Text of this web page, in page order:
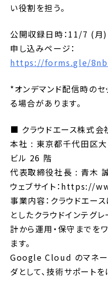
い役割を担う。
公開収録日時：11/7 (
申し込みページ：
https://forms.gle/
*オンデマンド配信時のセ
る場合があります。
■ クラウドエース株式会
本社 : 東京都千代田区
ビル 26 階
代表取締役社長 : 青木
ウェブサイト：
事業内容：クラウドエ
としたクラウドインテグ
計から運用・保守までを
ます。
Google Cloud のマネ
ダとして、技術サポートを